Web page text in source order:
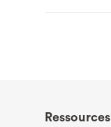
Ressources